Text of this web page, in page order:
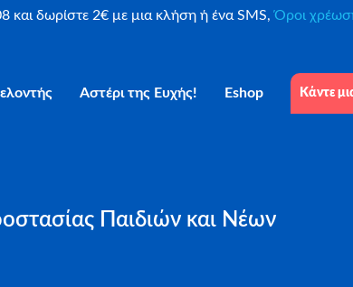
και δωρίστε 2€ με μια κλήση ή ένα SMS,Όροι
Αστέρι της Ευχής! Eshop Κάντε
Παιδιών και Νέων